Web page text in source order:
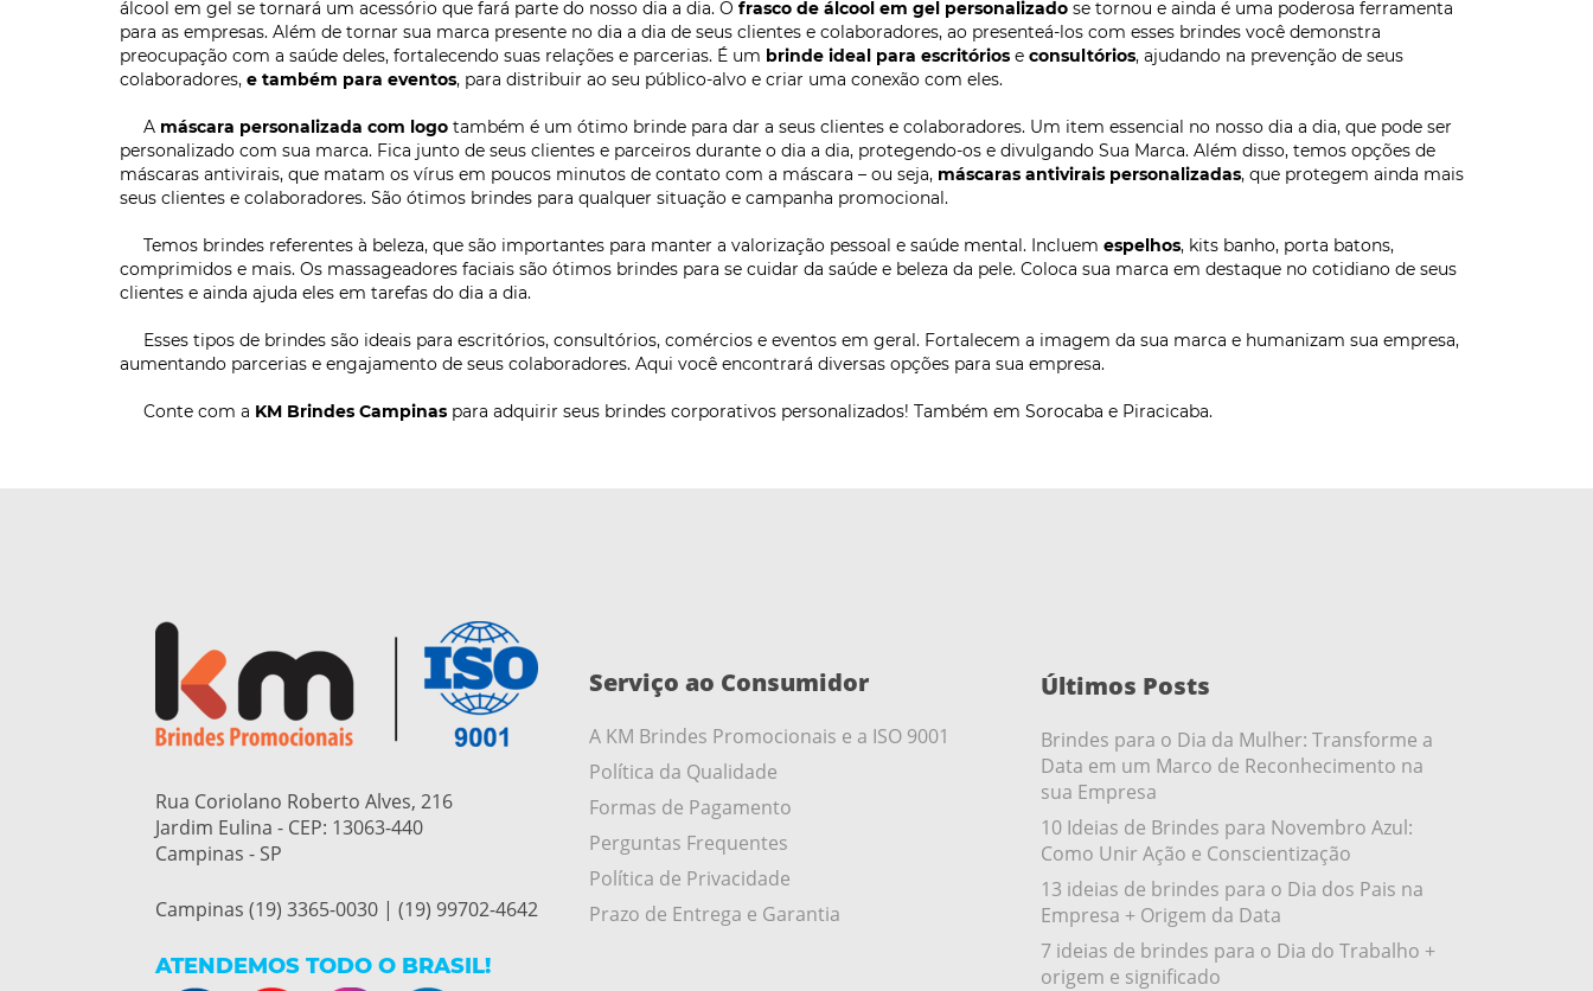
álcool em gel se tornará um acessório que fará parte do nosso dia a dia. O frasco de álcool em gel personalizadose tornou e ainda é uma poderosa ferramenta
para as empresas. Além de tornar sua marca presente no dia a dia de seus clientes e colaboradores, ao presenteá-los com esses brindes você demonstra
preocupação com a saúde deles, fortalecendo suas relações e parcerias. É um brinde ideal para escritóriose consultórios, ajudando na prevenção de seus
colaboradores, e também para eventos, para distribuir ao seu público-alvo e criar uma conexão com eles.
A máscara personalizada com logotambém é um ótimo brinde para dar a seus clientes e colaboradores. Um item essencial no nosso dia a dia, que pode ser
personalizado com sua marca. Fica junto de seus clientes e parceiros durante o dia a dia, protegendo-os e divulgando Sua Marca. Além disso, temos opções de
máscaras antivirais, que matam os vírus em poucos minutos de contato com a máscara – ou seja, máscaras antivirais personalizadas, que protegem ainda mais
seus clientes e colaboradores. São ótimos brindes para qualquer situação e campanha promocional.
Temos brindes referentes à beleza, que são importantes para manter a valorização pessoal e saúde mental. Incluem espelhos, kits banho, porta batons,
comprimidos e mais. Os massageadores faciais são ótimos brindes para se cuidar da saúde e beleza da pele. Coloca sua marca em destaque no cotidiano de seus
clientes e ainda ajuda eles em tarefas do dia a dia.
Esses tipos de brindes são ideais para escritórios, consultórios, comércios e eventos em geral. Fortalecem a imagem da sua marca e humanizam sua empresa,
aumentando parcerias e engajamento de seus colaboradores. Aqui você encontrará diversas opções para sua empresa.
Conte com a KM Brindes Campinaspara adquirir seus brindes corporativos personalizados! Também em Sorocaba e Piracicaba.
Rua Coriolano Roberto Alves, 216
Jardim Eulina - CEP: 13063-440
Campinas - SP
Campinas (19) 3365-0030 | (19) 99702-4642
ATENDEMOS TODO O BRASIL!
Serviço ao Consumidor
A KM Brindes Promocionais e a ISO 9001
Política da Qualidade
Formas de Pagamento
Perguntas Frequentes
Política de Privacidade
Prazo de Entrega e Garantia
Últimos Posts
Brindes para o Dia da Mulher: Transforme a
Data em um Marco de Reconhecimento na
sua Empresa
10 Ideias de Brindes para Novembro Azul:
Como Unir Ação e Conscientização
13 ideias de brindes para o Dia dos Pais na
Empresa + Origem da Data
7 ideias de brindes para o Dia do Trabalho +
origem e significado